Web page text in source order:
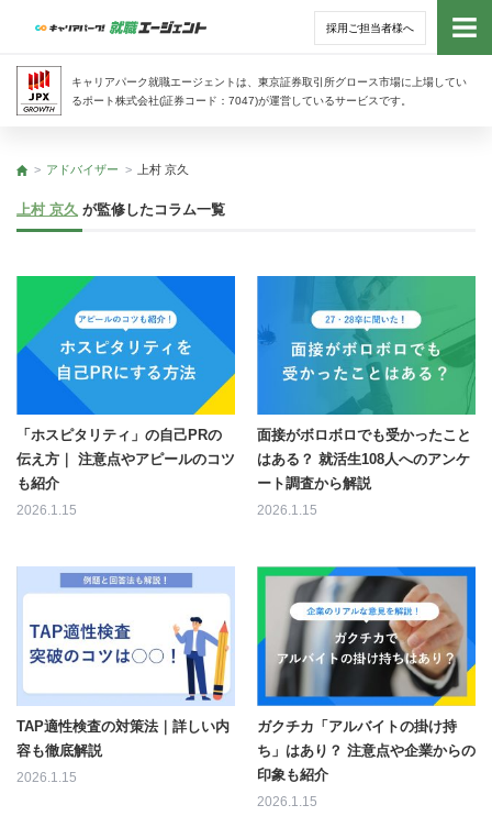
採用ご担当者様へ
キャリアパーク就職エージェントは、東京証券取引所グロース市場に上場してい
るポート株式会社(証券コード：7047)が運営しているサービスです。
トッ
経
トップ
アドバイザー 上村 京久
上村 京久 が監修したコラム一覧
「ホスピタリティ」の自己PRの
伝え方｜ 注意点やアピールのコツ
も紹介
2026.1.15
面接がボロボロでも受かったこと
はある？ 就活生108人へのアンケ
ート調査から解説
2026.1.15
TAP適性検査の対策法｜詳しい内
容も徹底解説
2026.1.15
ガクチカ「アルバイトの掛け持
ち」はあり？ 注意点や企業からの
印象も紹介
2026.1.15